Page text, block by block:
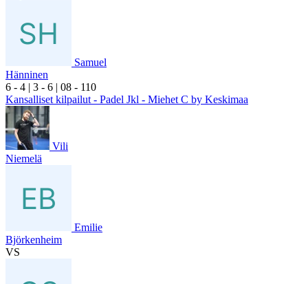
Samuel
Hänninen
6 - 4 | 3 - 6 | 08 - 110
Kansalliset kilpailut - Padel Jkl - Miehet C by Keskimaa
Vili
Niemelä
Emilie
Björkenheim
VS